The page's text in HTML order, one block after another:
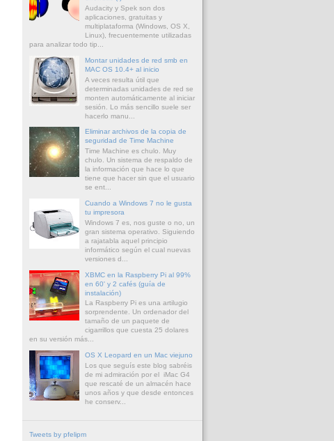
Audacity y Spek son dos
aplicaciones, gratuitas y
multiplataforma (Windows, OS X,
Linux), frecuentemente utilizadas
para analizar todo tip...
Montar unidades de red smb en
MAC OS 10.4+ al inicio
A veces resulta útil que
determinadas unidades de red se
monten automáticamente al iniciar
sesión. Lo más sencillo suele ser
hacerlo manu...
Eliminar archivos de la copia de
seguridad de Time Machine
Time Machine es chulo. Muy
chulo. Un sistema de respaldo de
la información que hace lo que
tiene que hacer sin que el usuario
se ent...
Cuando a Windows 7 no le gusta
tu impresora
Windows 7 es, nos guste o no, un
gran sistema operativo. Siguiendo
a rajatabla aquel principio
informático según el cual nuevas
versiones d...
XBMC en la Raspberry Pi al 99%
en 60' y 2 cafés (guía de
instalación)
La Raspberry Pi es una artilugio
sorprendente. Un ordenador del
tamaño de un paquete de
cigarrillos que cuesta 25 dolares
en su versión más...
OS X Leopard en un Mac viejuno
Los que seguís este blog sabréis
de mi admiración por el iMac G4
que rescaté de un almacén hace
unos años y que desde entonces
he conserv...
Tweets by pfelipm